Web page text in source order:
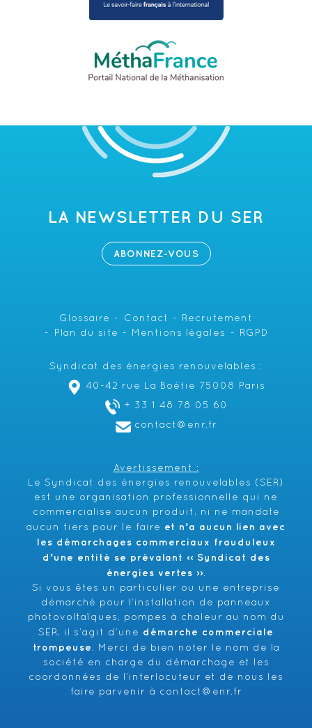
LA NEWSLETTER DU SER
ABONNEZ-VOUS
Glossaire Contact
Recrutement
Plan du site
Mentions légales RGPD
Syndicat des énergies renouvelables :
40-42 rue La Boétie 75008 Paris
+ 33 1 48 78 05 60
contact@enr.fr
Avertissement :
Le Syndicat des énergies renouvelables (SER)
est une organisation professionnelle qui ne
commercialise aucun produit, ni ne mandate
aucun tiers pour le faire et n’a aucun lien avec
les démarchages commerciaux frauduleux
d’une entité se prévalant ‹‹ Syndicat des
énergies vertes ››.
Si vous êtes un particulier ou une entreprise
démarché pour l’installation de panneaux
photovoltaïques, pompes à chaleur au nom du
SER, il s’agit d’une démarche commerciale
trompeuse . Merci de bien noter le nom de la
société en charge du démarchage et les
coordonnées de l’interlocuteur et de nous les
faire parvenir à
contact@enr.fr